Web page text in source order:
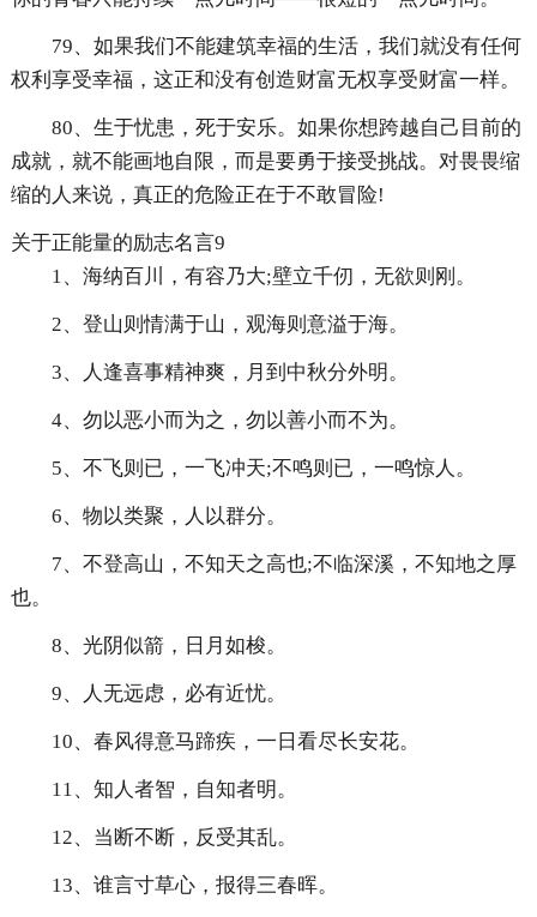
79、如果我们不能建筑幸福的生活，我们就没有任何
权利享受幸福，这正和没有创造财富无权享受财富一样。
80、生于忧患，死于安乐。如果你想跨越自己目前的
成就，就不能画地自限，而是要勇于接受挑战。对畏畏缩
缩的人来说，真正的危险正在于不敢冒险!
关于正能量的励志名言9
1、海纳百川，有容乃大;壁立千仞，无欲则刚。
2、登山则情满于山，观海则意溢于海。
3、人逢喜事精神爽，月到中秋分外明。
4、勿以恶小而为之，勿以善小而不为。
5、不飞则已，一飞冲天;不鸣则已，一鸣惊人。
6、物以类聚，人以群分。
7、不登高山，不知天之高也;不临深溪，不知地之厚
也。
8、光阴似箭，日月如梭。
9、人无远虑，必有近忧。
10、春风得意马蹄疾，一日看尽长安花。
11、知人者智，自知者明。
12、当断不断，反受其乱。
13、谁言寸草心，报得三春晖。